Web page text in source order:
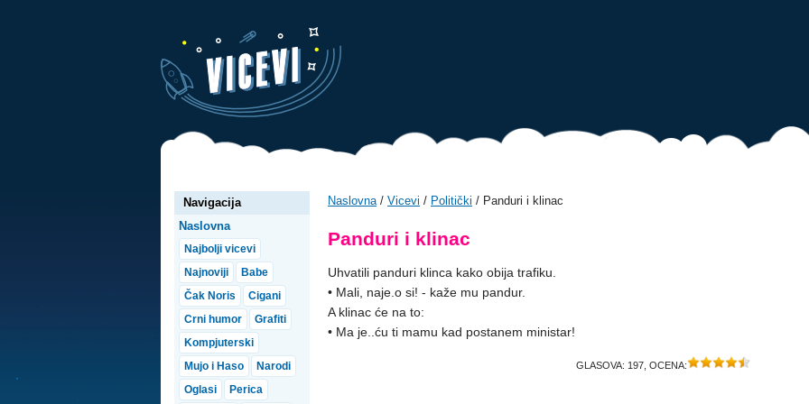
Naslovna/ Vicevi / Politički / Panduri i klinac
Panduri i klinac
Uhvatili panduri klinca kako obija trafiku.
• Mali, naje.o si! - kaže mu pandur.
A klinac će na to:
• Ma je..ću ti mamu kad postanem ministar!
GLASOVA: 197 , OCENA:
Navigacija
Naslovna
Najbolji vicevi
Najnoviji
Babe
Čak Noris
Cigani
Crni humor
Grafiti
Kompjuterski
Mujo i Haso
Narodi
Oglasi
Perica